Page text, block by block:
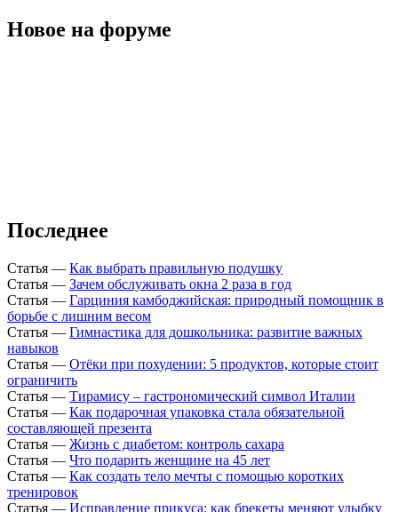
Новое на форуме
Последнее
Статья — Как выбрать правильную подушку
Статья — Зачем обслуживать окна 2 раза в год
Статья — Гарциния камбоджийская: природный помощник в
борьбе с лишним весом
Статья — Гимнастика для дошкольника: развитие важных
навыков
Статья — Отёки при похудении: 5 продуктов, которые стоит
ограничить
Статья — Тирамису – гастрономический символ Италии
Статья — Как подарочная упаковка стала обязательной
составляющей презента
Статья — Жизнь с диабетом: контроль сахара
Статья — Что подарить женщине на 45 лет
Статья — Как создать тело мечты с помощью коротких
тренировок
Статья — Исправление прикуса: как брекеты меняют улыбку